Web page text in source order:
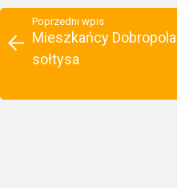
Poprzedni wpis
Mieszkańcy
sołtysa